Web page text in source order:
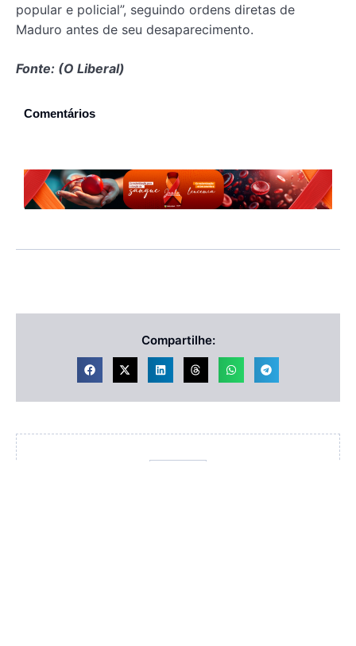
popular e policial”, seguindo ordens diretas de
Maduro antes de seu desaparecimento.
Fonte: (O Liberal)
Comentários
Compartilhe: